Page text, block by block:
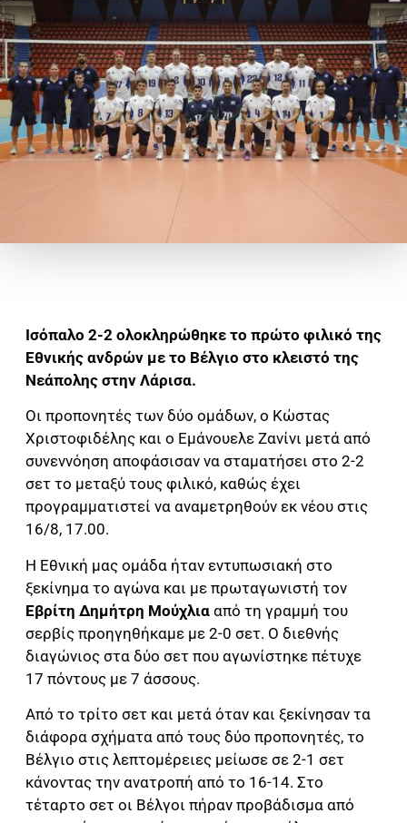
Ισόπαλο 2-2 ολοκληρώθηκε το πρώτο φιλικό της
Εθνικής ανδρών με το Βέλγιο στο κλειστό της
Νεάπολης στην Λάρισα.
Οι προπονητές των δύο ομάδων, ο Κώστας
Χριστοφιδέλης και ο Εμάνουελε Ζανίνι μετά από
συνεννόηση αποφάσισαν να σταματήσει στο 2-2
σετ το μεταξύ τους φιλικό, καθώς έχει
προγραμματιστεί να αναμετρηθούν εκ νέου στις
16/8, 17.00.
Η Εθνική μας ομάδα ήταν εντυπωσιακή στο
ξεκίνημα το αγώνα και με πρωταγωνιστή τον
Εβρίτη Δημήτρη Μούχλια από τη γραμμή του
σερβίς προηγηθήκαμε με 2-0 σετ. Ο διεθνής
διαγώνιος στα δύο σετ που αγωνίστηκε πέτυχε
17 πόντους με 7 άσσους.
Από το τρίτο σετ και μετά όταν και ξεκίνησαν τα
διάφορα σχήματα από τους δύο προπονητές, το
Βέλγιο στις λεπτομέρειες μείωσε σε 2-1 σετ
κάνοντας την ανατροπή από το 16-14. Στο
τέταρτο σετ οι Βέλγοι πήραν προβάδισμα από